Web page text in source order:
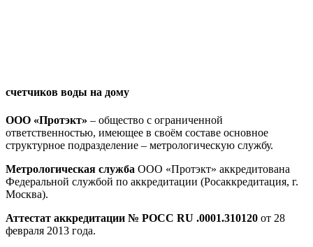
счетчиков воды на дому
ООО «Протэкт» – общество с ограниченной
ответственностью, имеющее в своём составе основное
структурное подразделение – метрологическую службу.
Метрологическая служба ООО «Протэкт» аккредитована
Федеральной службой по аккредитации (Росаккредитация, г.
Москва).
Аттестат аккредитации № РОСС RU .0001.310120 от 28
февраля 2013 года.